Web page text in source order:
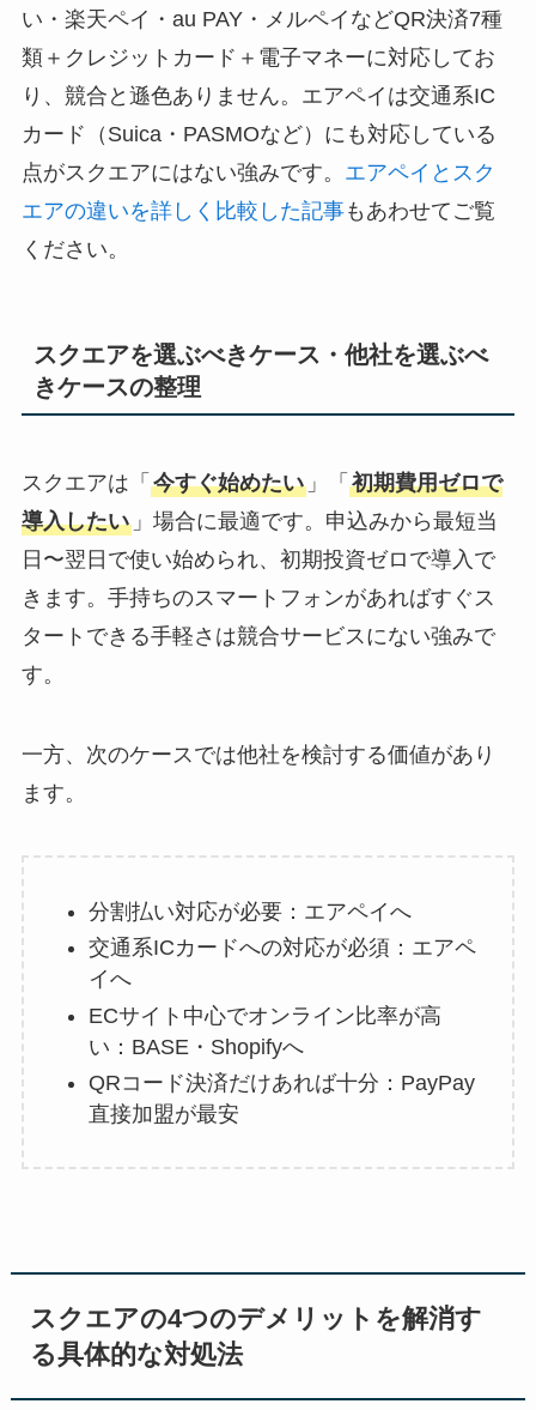
い・楽天ペイ・au PAY・メルペイなどQR決済7種
類＋クレジットカード＋電子マネーに対応してお
り、競合と遜色ありません。エアペイは交通系IC
カード（Suica・PASMOなど）にも対応している
点がスクエアにはない強みです。 エアペイとスク
エアの違いを詳しく比較した記事もあわせてご覧
ください。
スクエアを選ぶべきケース・他社を選ぶべ
きケースの整理
スクエアは「 今すぐ始めたい」「 初期費用ゼロで
導入したい」場合に最適です。申込みから最短当
日〜翌日で使い始められ、初期投資ゼロで導入で
きます。手持ちのスマートフォンがあればすぐス
タートできる手軽さは競合サービスにない強みで
す。
一方、次のケースでは他社を検討する価値があり
ます。
分割払い対応が必要：エアペイへ
交通系ICカードへの対応が必須：エアペ
イへ
ECサイト中心でオンライン比率が高
い：BASE・Shopifyへ
QRコード決済だけあれば十分：PayPay
直接加盟が最安
スクエアの4つのデメリットを解消す
る具体的な対処法